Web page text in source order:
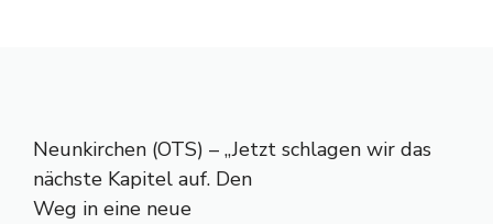
Neunkirchen (OTS) – „Jetzt schlagen wir das
nächste Kapitel auf. Den
Weg in eine neue